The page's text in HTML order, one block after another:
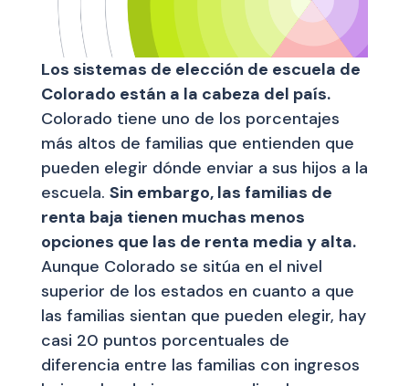
Los sistemas de elección de escuela de
Colorado están a la cabeza del país.
Colorado tiene uno de los porcentajes
más altos de familias que entienden que
pueden elegir dónde enviar a sus hijos a la
escuela. Sin embargo, las familias de
renta baja tienen muchas menos
opciones que las de renta media y alta.
Aunque Colorado se sitúa en el nivel
superior de los estados en cuanto a que
las familias sientan que pueden elegir, hay
casi 20 puntos porcentuales de
diferencia entre las familias con ingresos